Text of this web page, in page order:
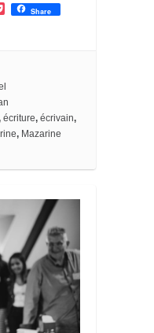
P
Share
écriture, écrivain,
, Mazarine